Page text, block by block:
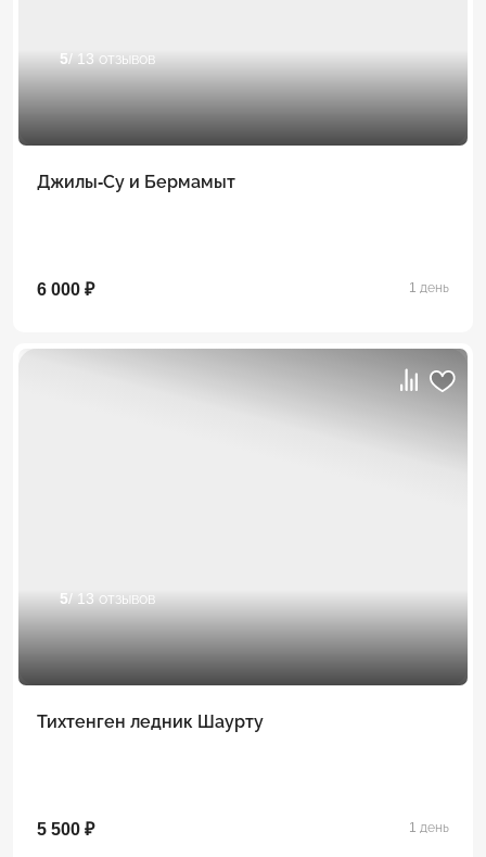
5/ 13 отзывов
Джилы-Су и Бермамыт
6 000 ₽ 1 день
5/ 13 отзывов
Тихтенген ледник Шаурту
5 500 ₽ 1 день